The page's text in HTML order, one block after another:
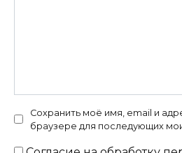
Сохранить моё имя, email и
браузере для последующих